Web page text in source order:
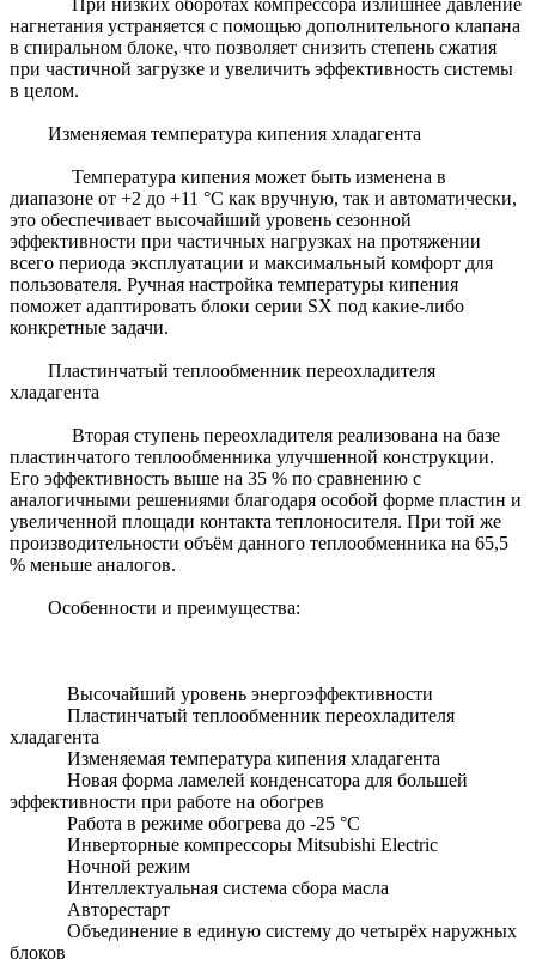
При низких оборотах компрессора излишнее давление
нагнетания устраняется с помощью дополнительного клапана
в спиральном блоке, что позволяет снизить степень сжатия
при частичной загрузке и увеличить эффективность системы
в целом.
Изменяемая температура кипения хладагента
Температура кипения может быть изменена в
диапазоне от +2 до +11 °С как вручную, так и автоматически,
это обеспечивает высочайший уровень сезонной
эффективности при частичных нагрузках на протяжении
всего периода эксплуатации и максимальный комфорт для
пользователя. Ручная настройка температуры кипения
поможет адаптировать блоки серии SX под какие-либо
конкретные задачи.
Пластинчатый теплообменник переохладителя
хладагента
Вторая ступень переохладителя реализована на базе
пластинчатого теплообменника улучшенной конструкции.
Его эффективность выше на 35 % по сравнению с
аналогичными решениями благодаря особой форме пластин и
увеличенной площади контакта теплоносителя. При той же
производительности объём данного теплообменника на 65,5
% меньше аналогов.
Особенности и преимущества:
Высочайший уровень энергоэффективности
Пластинчатый теплообменник переохладителя
хладагента
Изменяемая температура кипения хладагента
Новая форма ламелей конденсатора для большей
эффективности при работе на обогрев
Работа в режиме обогрева до -25 °С
Инверторные компрессоры Mitsubishi Electric
Ночной режим
Интеллектуальная система сбора масла
Авторестарт
Объединение в единую систему до четырёх наружных
блоков